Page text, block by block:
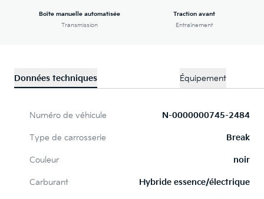
Boîte manuelle automatisée
Transmission
Traction avant
Entraînement
Données techniques Équipement
Numéro de véhicule N-0000000745-2484
Type de carrosserie Break
Couleur noir
Carburant Hybride essence/électrique